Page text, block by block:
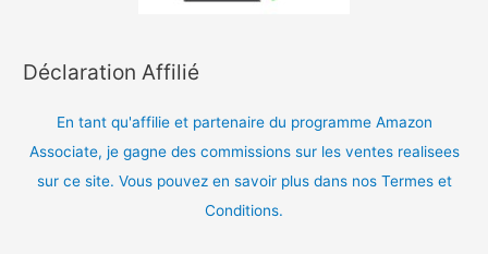
Déclaration Affilié
En tant qu'affilie et partenaire du programme Amazon
Associate, je gagne des commissions sur les ventes realisees
sur ce site. Vous pouvez en savoir plus dans nos Termes et
Conditions.